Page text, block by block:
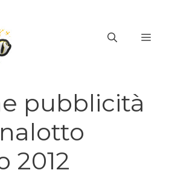
pubblicità
2012